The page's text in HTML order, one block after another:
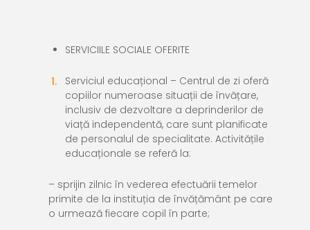
SERVICIILE SOCIALE OFERITE
Serviciul educațional – Centrul de zi oferă
copiilor numeroase situații de învățare,
inclusiv de dezvoltare a deprinderilor de
viață independentă, care sunt planificate
de personalul de specialitate. Activitățile
educaționale se referă la:
– sprijin zilnic în vederea efectuării temelor
primite de la instituția de învățământ pe care
o urmează fiecare copil în parte;